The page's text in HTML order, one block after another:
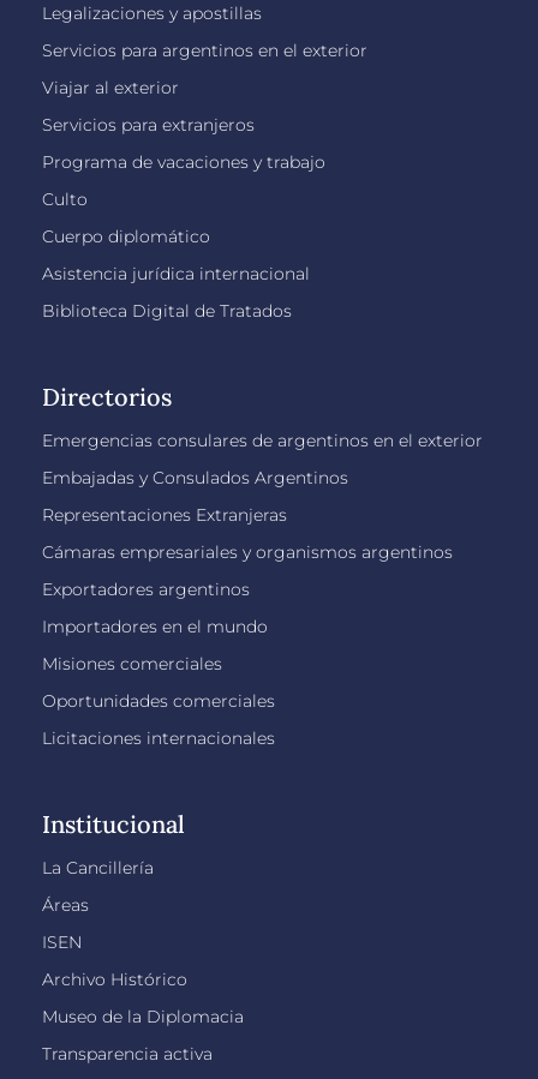
Legalizaciones y apostillas
Servicios para argentinos en el exterior
Viajar al exterior
Servicios para extranjeros
Programa de vacaciones y trabajo
Culto
Cuerpo diplomático
Asistencia jurídica internacional
Biblioteca Digital de Tratados
Directorios
Emergencias consulares de argentinos en el exterior
Embajadas y Consulados Argentinos
Representaciones Extranjeras
Cámaras empresariales y organismos argentinos
Exportadores argentinos
Importadores en el mundo
Misiones comerciales
Oportunidades comerciales
Licitaciones internacionales
Institucional
La Cancillería
Áreas
ISEN
Archivo Histórico
Museo de la Diplomacia
Transparencia activa